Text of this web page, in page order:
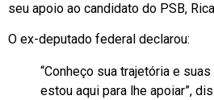
seu apoio ao candidato do PSB,
O ex-deputado federal declarou:
“Conheço sua trajetória e
estou aqui para lhe apoiar”,